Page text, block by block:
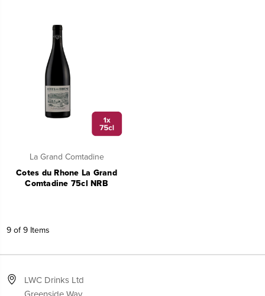
La Grand Comtadine
Cotes du Rhone La Grand
Comtadine 75cl NRB
9 of 9 Items
LWC Drinks Ltd